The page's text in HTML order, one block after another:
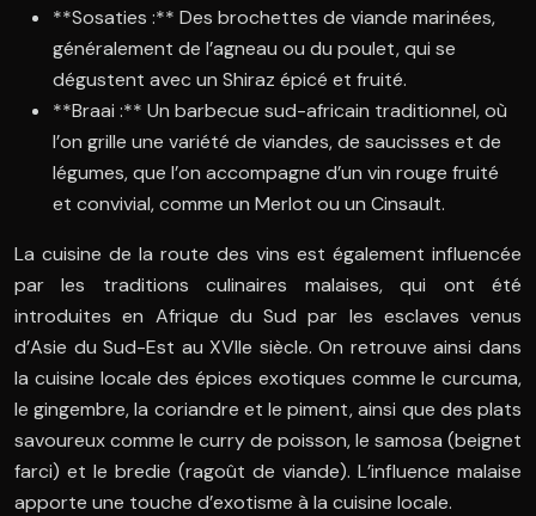
**Sosaties :** Des brochettes de viande marinées,
généralement de l’agneau ou du poulet, qui se
dégustent avec un Shiraz épicé et fruité.
**Braai :** Un barbecue sud-africain traditionnel, où
l’on grille une variété de viandes, de saucisses et de
légumes, que l’on accompagne d’un vin rouge fruité
et convivial, comme un Merlot ou un Cinsault.
La cuisine de la route des vins est également influencée
par les traditions culinaires malaises, qui ont été
introduites en Afrique du Sud par les esclaves venus
d’Asie du Sud-Est au XVIIe siècle. On retrouve ainsi dans
la cuisine locale des épices exotiques comme le curcuma,
le gingembre, la coriandre et le piment, ainsi que des plats
savoureux comme le curry de poisson, le samosa (beignet
farci) et le bredie (ragoût de viande). L’influence malaise
apporte une touche d’exotisme à la cuisine locale.